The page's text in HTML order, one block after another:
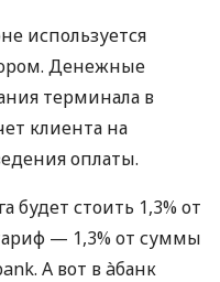
используется
Денежные
терминала в
клиента на
оплаты.
будет стоить 1,3% от
— 1,3% от суммы
А вот в àбанк